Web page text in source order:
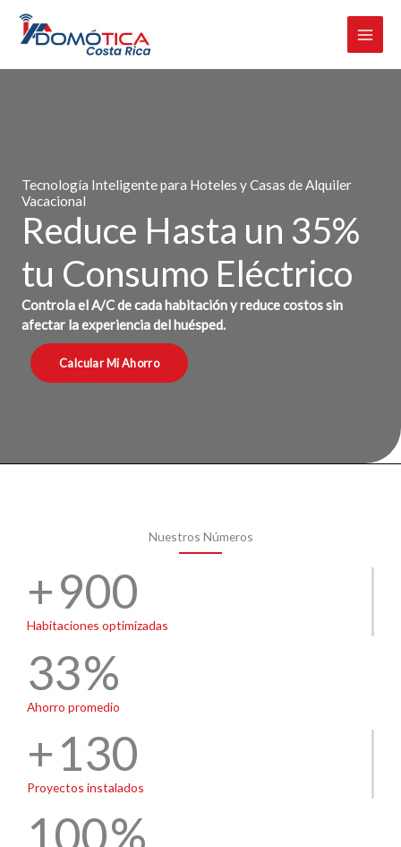
Omitir
Tecnología Inteligente para Hoteles y Casas de Alquiler
Vacacional
Reduce Hasta un 35%
tu Consumo Eléctrico
Controla el A/C de cada habitación y reduce costos sin
afectar la experiencia del huésped.
Calcular Mi Ahorro
Nuestros Números
900
Habitaciones optimizadas
33
Ahorro promedio
130
Proyectos instalados
100